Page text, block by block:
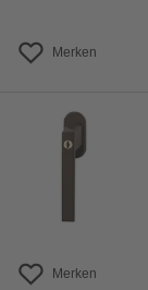
Merken
Merken